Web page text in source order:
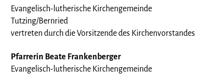
Evangelisch-lutherische Kirchengemeinde
Tutzing/Bernried
vertreten durch die Vorsitzende des Kirchenvorstandes
Pfarrerin Beate Frankenberger
Evangelisch-lutherische Kirchengemeinde